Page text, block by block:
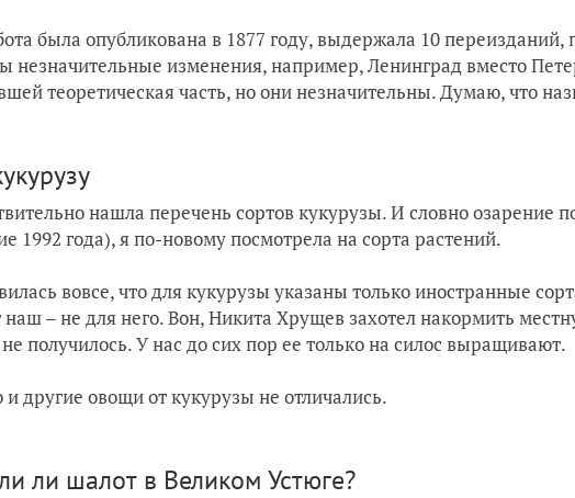
была опубликована в 1877 году, выдержала 10 переизданий,
незначительные изменения, например, Ленинград вместо
теоретическая часть, но они незначительны. Думаю, что
нашла перечень сортов кукурузы. И словно озарение
1992 года), я по-новому посмотрела на сорта растений.
вовсе, что для кукурузы указаны только иностранные
– не для него. Вон, Никита Хрущев захотел накормить
получилось. У нас до сих пор ее только на силос выращивают.
и другие овощи от кукурузы не отличались.
ли шалот в Великом Устюге?